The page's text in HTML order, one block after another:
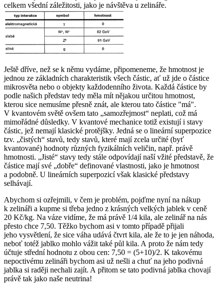
celkem všední záležitosti, jako je návštěva u zelináře.
Ještě dříve, než se k němu vydáme, připomeneme, že hmotnost je
jednou ze základních charakteristik všech částic, ať už jde o částice
mikrosvěta nebo o objekty každodenního života. Každá částice by
podle našich představ tedy měla mít nějakou určitou hmotnost,
kterou sice nemusíme přesně znát, ale kterou tato částice "má".
V kvantovém světě ovšem tato „samozřejmost“ neplati, což má
mimořádné důsledky. V kvantové mechanice totiž existují i stavy
částic, jež nemají klasické protějšky. Jedná se o lineární superpozice
tzv. „čistých“ stavů, tedy stavů, které mají zcela určité (byť
kvantované) hodnoty různých fyzikálních veličin, např. právě
hmotnosti. „Jisté“ stavy tedy stále odpovídají naší vžité představě, že
částice mají své „dobře“ definované vlastnosti, jako je hmotnost
a podobně. U lineárních superpozicí však klasické představy
selhávají.
Abychom si ozřejmili, v čem je problém, pojďme nyní na nákup
k zelináři a kupme si třeba jedno z krásných velkých jablek v ceně
20 Kč/kg. Na váze vidíme, že má právě 1/4 kila, ale zelinář na nás
přesto chce 7,50. Těžko bychom asi v tomto případě přijali
jeho vysvětlení, že sice váha udává čtvrt kila, ale že to je jen náhoda,
neboť totéž jablko mohlo vážit také půl kila. A proto že nám tedy
účtuje střední hodnotu z obou cen: 7,50 = (5+10)/2. K takovému
nepoctivému zelináři bychom asi už nešli a chuť na jeho podivná
jablka si raději nechali zajít. A přitom se tato podivná jablka chovají
právě tak jako naše neutrina!